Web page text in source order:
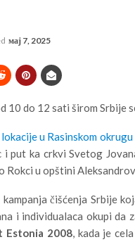
мај 7, 2025
10 do 12 sati širom Srbije
u Rasinskom
i put ka crkvi Svetog
Rokci u opštini
čišćenja Srbije
i individualaca okupi da
Estonia 2008, kada je